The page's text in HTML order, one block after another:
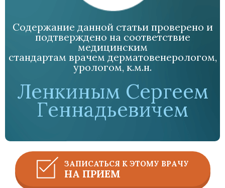
Содержание данной статьи проверено и
подтверждено на соответствие
медицинским
стандартам врачем дерматовенерологом,
урологом, к.м.н.
Ленкиным Сергеем
Геннадьевичем
ЗАПИСАТЬСЯ К ЭТОМУ ВРАЧУ
НА ПРИЕМ